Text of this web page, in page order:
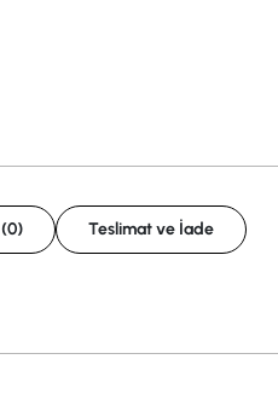
Yorum (0) Teslimat ve İade